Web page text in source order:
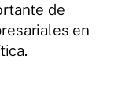
de
en